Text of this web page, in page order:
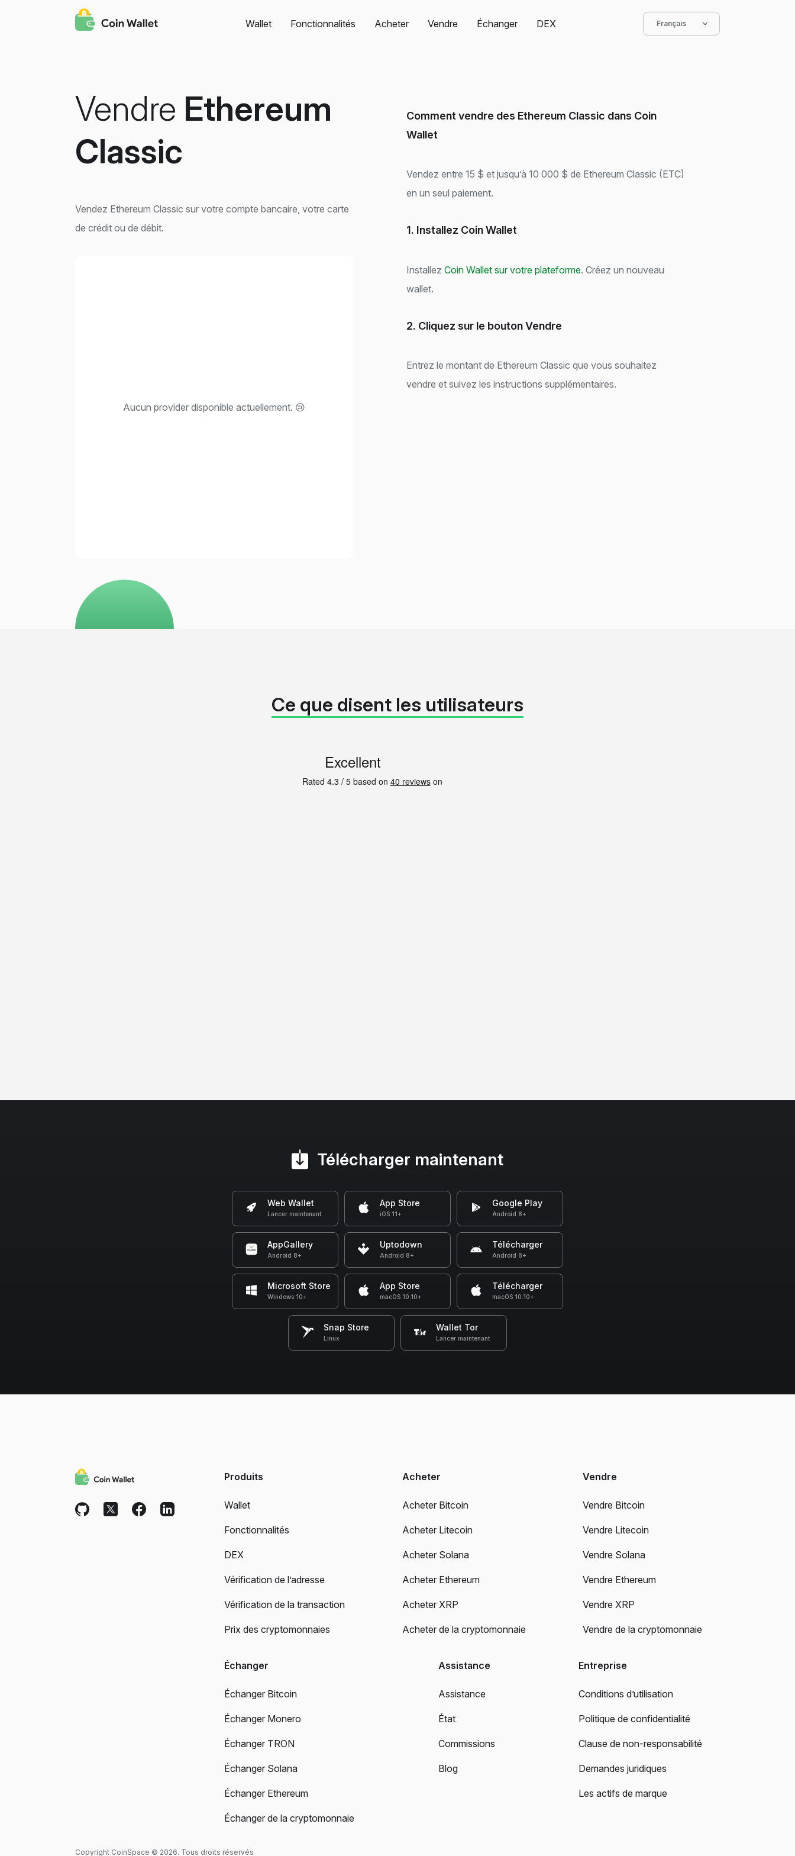
Wallet Fonctionnalités Acheter Vendre Échanger DEX Français
Vendre Ethereum
Classic
Vendez Ethereum Classic sur votre compte bancaire, votre carte
de crédit ou de débit.
Aucun provider disponible actuellement. 😢
Comment vendre des Ethereum Classic dans Coin
Wallet
Vendez entre 15 $ et jusqu’à 10 000 $ de Ethereum Classic (ETC)
en un seul paiement.
1. Installez Coin Wallet
Installez Coin Wallet sur votre plateforme. Créez un nouveau
wallet.
2. Cliquez sur le bouton Vendre
Entrez le montant de Ethereum Classic que vous souhaitez
vendre et suivez les instructions supplémentaires.
Ce que disent les utilisateurs
Télécharger maintenant
Web Wallet
Lancer maintenant
App Store
iOS 11+
Google Play
Android 8+
AppGallery
Android 8+
Uptodown
Android 8+
Télécharger
Android 8+
Microsoft Store
Windows 10+
App Store
macOS 10.10+
Télécharger
macOS 10.10+
Snap Store
Linux
Wallet Tor
Lancer maintenant
Produits
Wallet
Fonctionnalités
DEX
Vérification de l’adresse
Vérification de la transaction
Prix des cryptomonnaies
Acheter
Acheter Bitcoin
Acheter Litecoin
Acheter Solana
Acheter Ethereum
Acheter XRP
Acheter de la cryptomonnaie
Vendre
Vendre Bitcoin
Vendre Litecoin
Vendre Solana
Vendre Ethereum
Vendre XRP
Vendre de la cryptomonnaie
Échanger
Échanger Bitcoin
Échanger Monero
Échanger TRON
Échanger Solana
Échanger Ethereum
Échanger de la cryptomonnaie
Assistance
Assistance
État
Commissions
Blog
Entreprise
Conditions d’utilisation
Politique de confidentialité
Clause de non-responsabilité
Demandes juridiques
Les actifs de marque
Copyright CoinSpace © 2026. Tous droits réservés